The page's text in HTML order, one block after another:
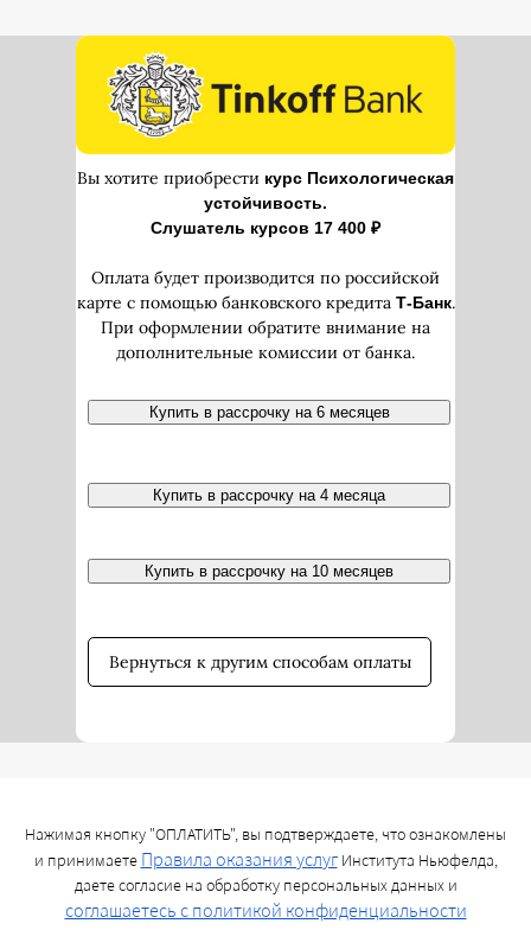
Вы хотите приобрести курс Психологическая
устойчивость.
Слушатель курсов 17 400 ₽
Оплата будет производится по российской
карте с помощью банковского кредита Т-Банк.
При оформлении обратите внимание на
дополнительные комиссии от банка.
Вернуться к другим способам оплаты
Купить в рассрочку на 6 месяцев
Купить в рассрочку на 4 месяца
Купить в рассрочку на 10 месяцев
Нажимая кнопку "ОПЛАТИТЬ", вы подтверждаете, что ознакомлены
и принимаетеПравила оказания услугИнститута Ньюфелда,
даете согласие на обработку персональных данных и
соглашаетесь c политикой конфиденциальности